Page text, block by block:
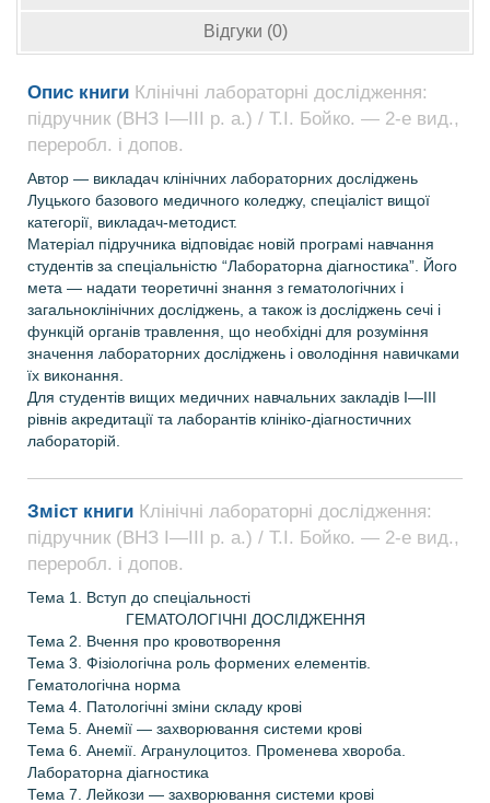
Відгуки (0)
Опис книги Клінічні лабораторні дослідження:
підручник (ВНЗ І—ІІІ р. а.) / Т.І. Бойко. — 2-е вид.,
переробл. і допов.
Автор — викладач клінічних лабораторних досліджень
Луцького базового медичного коледжу, спеціаліст вищої
категорії, викладач-методист.
Матеріал підручника відповідає новій програмі навчання
студентів за спеціальністю “Лабораторна діагностика”. Його
мета — надати теоретичні знання з гематологічних і
загальноклінічних досліджень, а також із досліджень сечі і
функцій органів травлення, що необхідні для розуміння
значення лабораторних досліджень і оволодіння навичками
їх виконання.
Для студентів вищих медичних навчальних закладів І—IІІ
рівнів акредитації та лаборантів клініко-діагностичних
лабораторій.
Зміст книги Клінічні лабораторні дослідження:
підручник (ВНЗ І—ІІІ р. а.) / Т.І. Бойко. — 2-е вид.,
переробл. і допов.
Тема 1. Вступ до спеціальності
ГЕМАТОЛОГІЧНІ ДОСЛІДЖЕННЯ
Тема 2. Вчення про кровотворення
Тема 3. Фізіологічна роль формених елементів.
Гематологічна норма
Тема 4. Патологічні зміни складу крові
Тема 5. Анемії — захворювання системи крові
Тема 6. Анемії. Агранулоцитоз. Променева хвороба.
Лабораторна діагностика
Тема 7. Лейкози — захворювання системи крові